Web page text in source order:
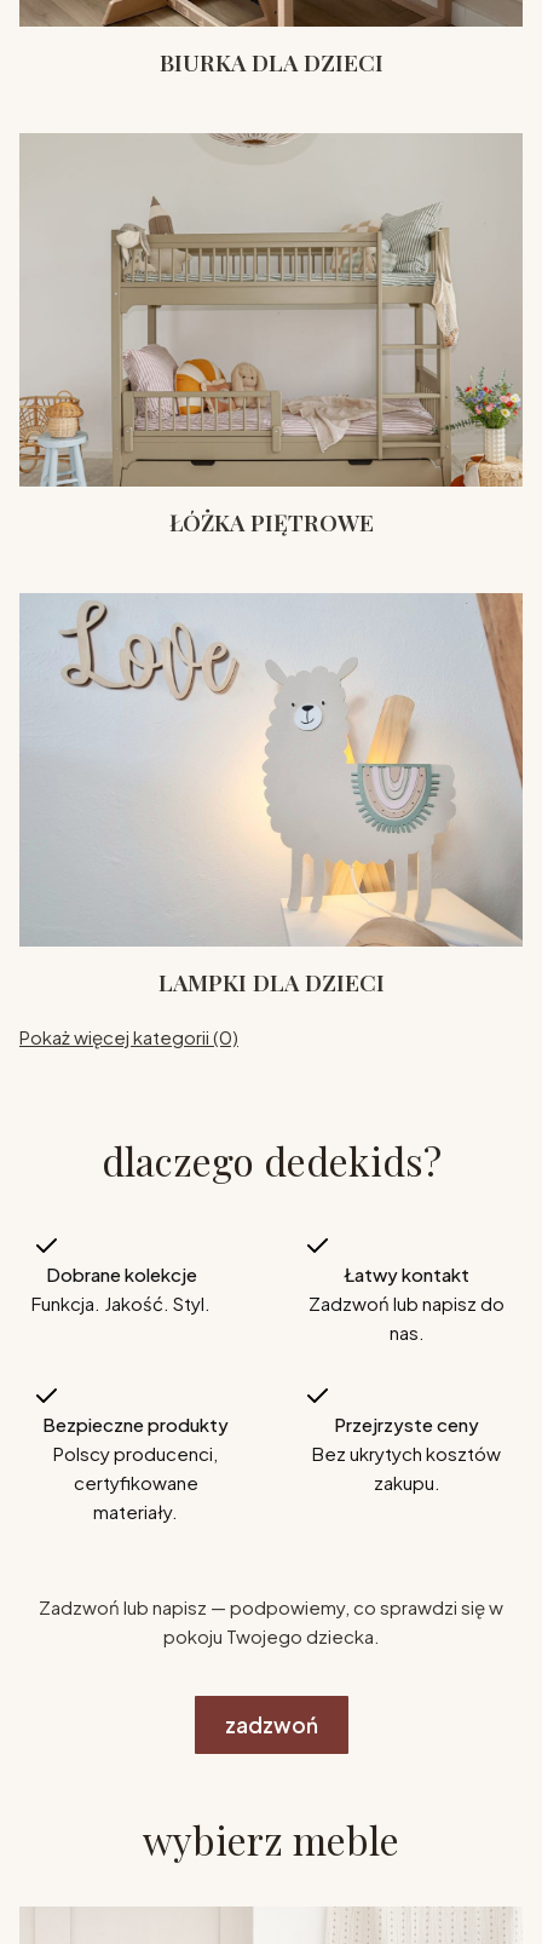
BIURKA DLA DZIECI
ŁÓŻKA PIĘTROWE
LAMPKI DLA DZIECI
Pokaż więcej kategorii (0)
dlaczego dedekids?
Dobrane kolekcje
Funkcja. Jakość. Styl.
Łatwy kontakt
Zadzwoń lub napisz do
nas.
Bezpieczne produkty
Polscy producenci,
certyfikowane
materiały.
Przejrzyste ceny
Bez ukrytych kosztów
zakupu.
Zadzwoń lub napisz — podpowiemy, co sprawdzi się w
pokoju Twojego dziecka.
zadzwoń
wybierz meble